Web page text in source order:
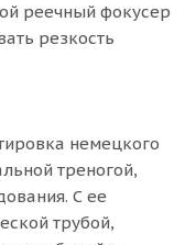
реечный фокусер
резкость
немецкого
треногой,
С ее
трубой,